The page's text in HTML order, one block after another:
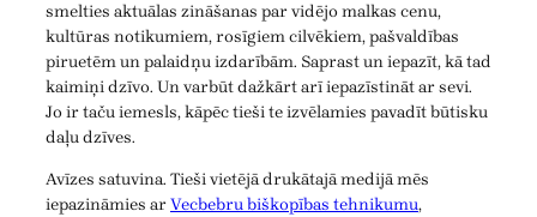
smelties aktuālas zināšanas par vidējo malkas cenu,
kultūras notikumiem, rosīgiem cilvēkiem, pašvaldības
piruetēm un palaidņu izdarībām. Saprast un iepazīt, kā tad
kaimiņi dzīvo. Un varbūt dažkārt arī iepazīstināt ar sevi.
Jo ir taču iemesls, kāpēc tieši te izvēlamies pavadīt būtisku
daļu dzīves.
Avīzes satuvina. Tieši vietējā drukātajā medijā mēs
iepazināmies arVecbebru biškopības tehnikumu,